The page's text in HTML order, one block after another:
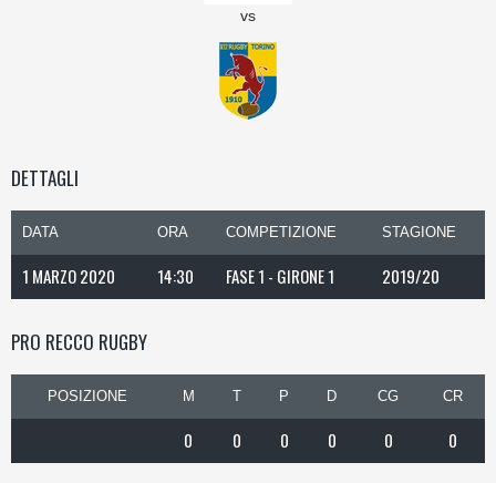
vs
DETTAGLI
DATA ORA COMPETIZIONE STAGIONE
1 MARZO 2020 14:30 FASE 1 - GIRONE 1 2019/20
PRO RECCO RUGBY
POSIZIONE M T P D CG CR
0 0 0 0 0 0